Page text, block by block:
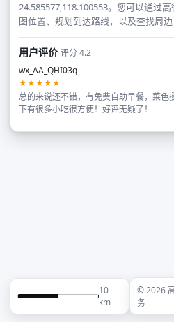
24.585577,118.100553。您可以通过
图位置、规划到达路线，以及查找周边
用户评价评分 4.2
wx_AA_QHI03q
★★★★★
总的来说还不错，有免费自助早餐，菜色
下有很多小吃很方便！好评无疑了！
10
km
© 2026
务